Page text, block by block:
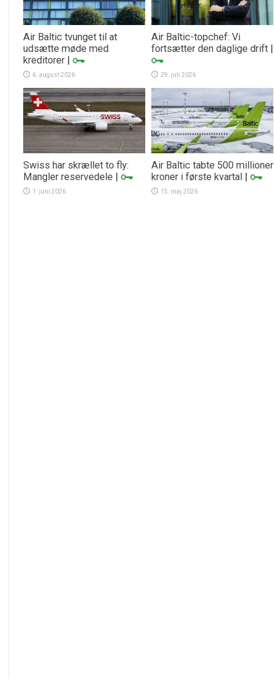
Air Baltic tvunget til at
udsætte møde med
kreditorer |
6. august 2026
Air Baltic-topchef: Vi
fortsætter den daglige drift |
29. juli 2026
Swiss har skrællet to fly:
Mangler reservedele |
1. juni 2026
Air Baltic tabte 500 millioner
kroner i første kvartal |
15. maj 2026